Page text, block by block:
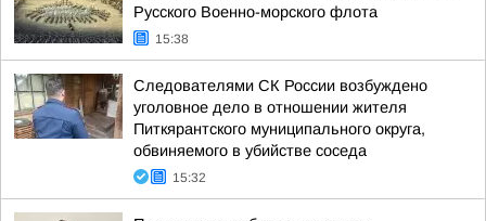
Русского Военно-морского флота
15:38
Следователями СК России возбуждено
уголовное дело в отношении жителя
Питкярантского муниципального округа,
обвиняемого в убийстве соседа
15:32